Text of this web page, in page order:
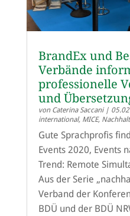
BrandEx und
Verbände
professionelle
und
von Caterina Saccani|
international, MICE,
Gute Sprachprofis
Events 2020, Events
Trend: Remote
Aus der Serie
Verband der
BDÜ und der BDÜ